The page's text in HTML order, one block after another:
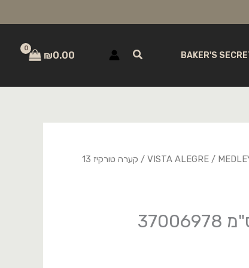
BAKER'S חיפוש ₪0.00
VISTA ALEGRE/
/ קערה טורקיז 13
קערה טורקיז 13 ס"מ 37006978